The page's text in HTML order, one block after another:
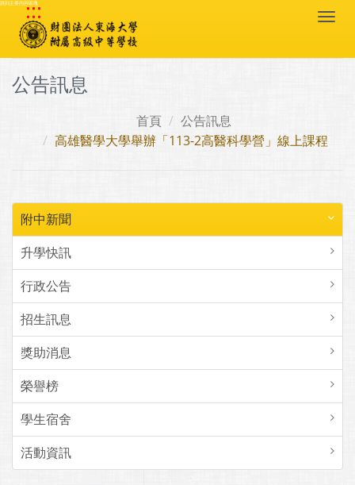
跳到主要內容區塊
:::
公告訊息
首頁
公告訊息
高雄醫學大學舉辦「113-2高醫科學營」線上課程
附中新聞
升學快訊
行政公告
招生訊息
獎助消息
榮譽榜
學生宿舍
活動資訊